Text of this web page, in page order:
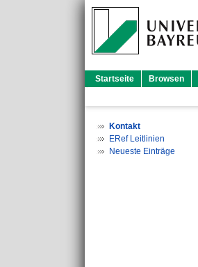
Startseite Browsen
Kontakt
ERef Leitlinien
Neueste Einträge